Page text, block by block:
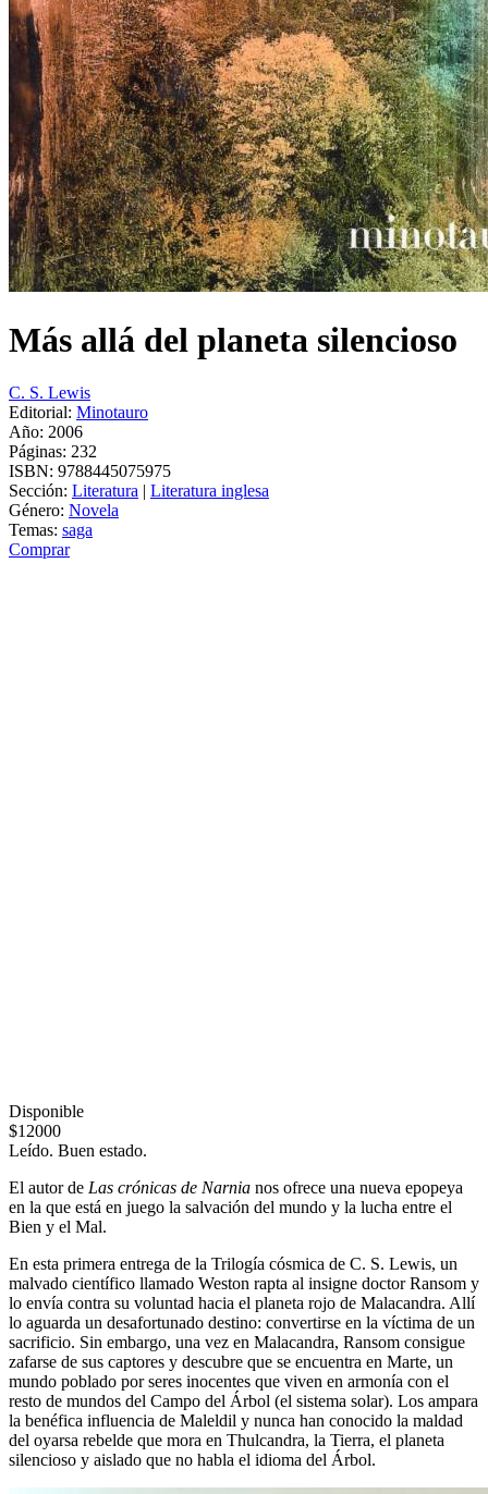
Más allá del planeta silencioso
C. S. Lewis
Editorial: Minotauro
Año: 2006
Páginas: 232
ISBN: 9788445075975
Sección: Literatura | Literatura inglesa
Género: Novela
Temas: saga
Comprar
Disponible
$12000
Leído. Buen estado.
El autor de Las crónicas de Narnia nos ofrece una nueva epopeya
en la que está en juego la salvación del mundo y la lucha entre el
Bien y el Mal.
En esta primera entrega de la Trilogía cósmica de C. S. Lewis, un
malvado científico llamado Weston rapta al insigne doctor Ransom y
lo envía contra su voluntad hacia el planeta rojo de Malacandra. Allí
lo aguarda un desafortunado destino: convertirse en la víctima de un
sacrificio. Sin embargo, una vez en Malacandra, Ransom consigue
zafarse de sus captores y descubre que se encuentra en Marte, un
mundo poblado por seres inocentes que viven en armonía con el
resto de mundos del Campo del Árbol (el sistema solar). Los ampara
la benéfica influencia de Maleldil y nunca han conocido la maldad
del oyarsa rebelde que mora en Thulcandra, la Tierra, el planeta
silencioso y aislado que no habla el idioma del Árbol.